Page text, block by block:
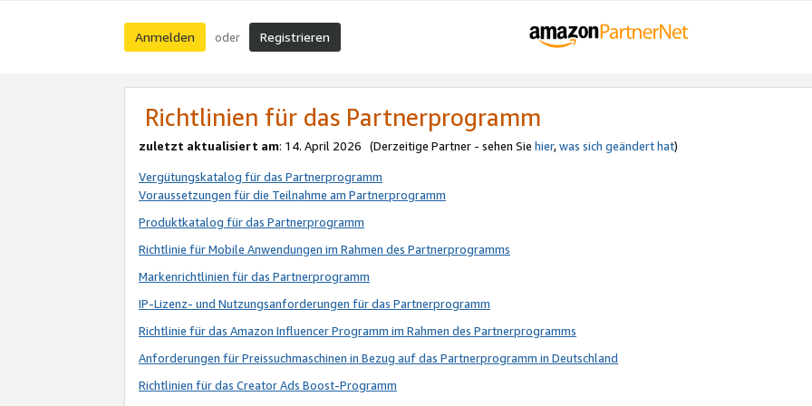
Anmelden oder Registrieren
Richtlinien für das Partnerprogramm
zuletzt aktualisiert am: 14. April 2026 (Derzeitige Partner - sehen Sie hier,was sich geändert hat)
Vergütungskatalog für das Partnerprogramm
Voraussetzungen für die Teilnahme am Partnerprogramm
Produktkatalog für das Partnerprogramm
Richtlinie für Mobile Anwendungen im Rahmen des Partnerprogramms
Markenrichtlinien für das Partnerprogramm
IP-Lizenz- und Nutzungsanforderungen für das Partnerprogramm
Richtlinie für das Amazon Influencer Programm im Rahmen des Partnerprogramms
Anforderungen für Preissuchmaschinen in Bezug auf das Partnerprogramm in Deutschland
Richtlinien für das Creator Ads Boost-Programm